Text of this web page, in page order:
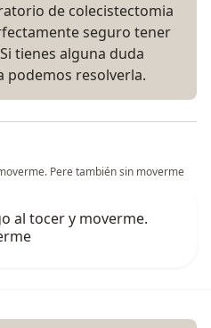
de colecistectomia
seguro tener
tienes alguna duda
podemos resolverla.
Pere también sin moverme
al tocer y moverme.